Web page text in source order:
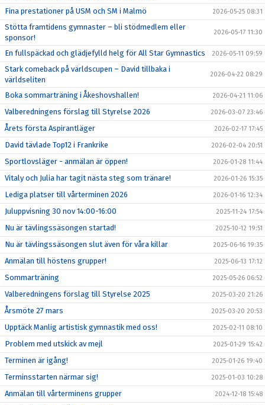
Fina prestationer på USM och SM i Malmö 2026-05-25 08:31
Stötta framtidens gymnaster – bli stödmedlem eller
sponsor!
2026-05-17 11:30
En fullspäckad och glädjefylld helg för All Star Gymnastics 2026-05-11 09:59
Stark comeback på världscupen – David tillbaka i
världseliten
2026-04-22 08:29
Boka sommarträning i Åkeshovshallen! 2026-04-21 11:06
Valberedningens förslag till Styrelse 2026 2026-03-07 23:46
Årets första Aspirantläger 2026-02-17 17:45
David tävlade Top12 i Frankrike 2026-02-04 20:51
Sportlovsläger - anmälan är öppen! 2026-01-28 11:44
Vitaly och Julia har tagit nästa steg som tränare! 2026-01-26 15:35
Lediga platser till vårterminen 2026 2026-01-16 12:34
Juluppvisning 30 nov 14:00-16:00 2025-11-24 17:54
Nu är tävlingssäsongen startad! 2025-10-12 19:51
Nu är tävlingssäsongen slut även för våra killar 2025-06-16 19:35
Anmälan till höstens grupper! 2025-06-13 17:12
Sommarträning 2025-05-26 06:52
Valberedningens förslag till Styrelse 2025 2025-03-20 21:26
Årsmöte 27 mars 2025-03-20 20:53
Upptäck Manlig artistisk gymnastik med oss! 2025-02-11 08:10
Problem med utskick av mejl 2025-01-29 15:42
Terminen är igång! 2025-01-26 19:40
Terminsstarten närmar sig! 2025-01-03 10:28
Anmälan till vårterminens grupper 2024-12-18 15:48